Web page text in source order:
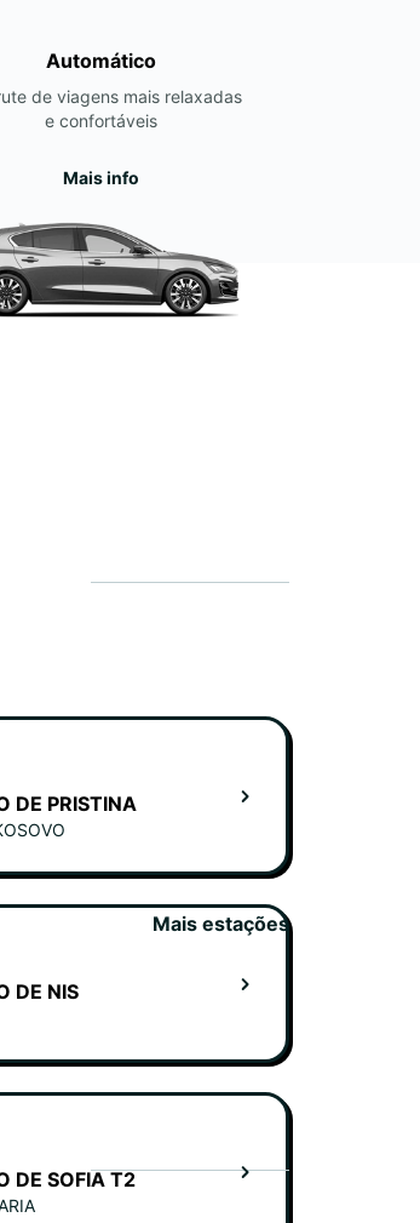
Automático
de viagens mais relaxadas
e confortáveis
Mais info
DE PRISTINA
DE NIS
DE SOFIA T2
Mais estações